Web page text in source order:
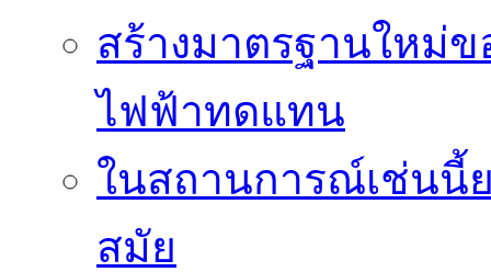
สร้างมาตรฐานใหม่ข
ไฟฟ้าทดแทน
ในสถานการณ์เช่นนี้
สมัย